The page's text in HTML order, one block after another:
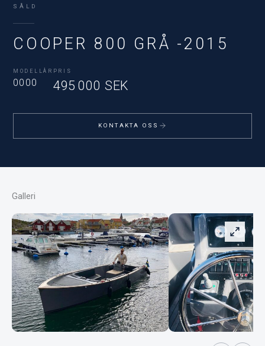
SÅLD
COOPER 800 GRÅ -2015
MODELLÅR
0000
PRIS
495 000 SEK
KONTAKTA OSS
Galleri